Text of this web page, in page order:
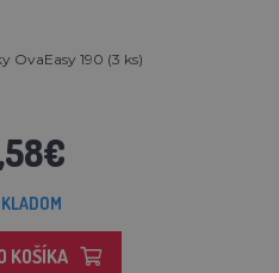
OvaEasy 190 (3 ks)
KOŠÍKA